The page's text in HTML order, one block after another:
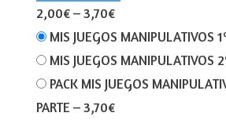
2,00€–3,70€
MIS JUEGOS MANIPULATIVOS
MIS JUEGOS MANIPULATIVOS
PACK MIS JUEGOS
PARTE –3,70€